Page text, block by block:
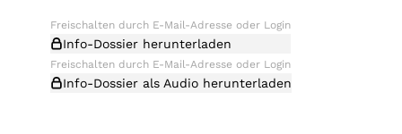
Info-Dossier herunterladen
Info-Dossier als Audio herunterladen